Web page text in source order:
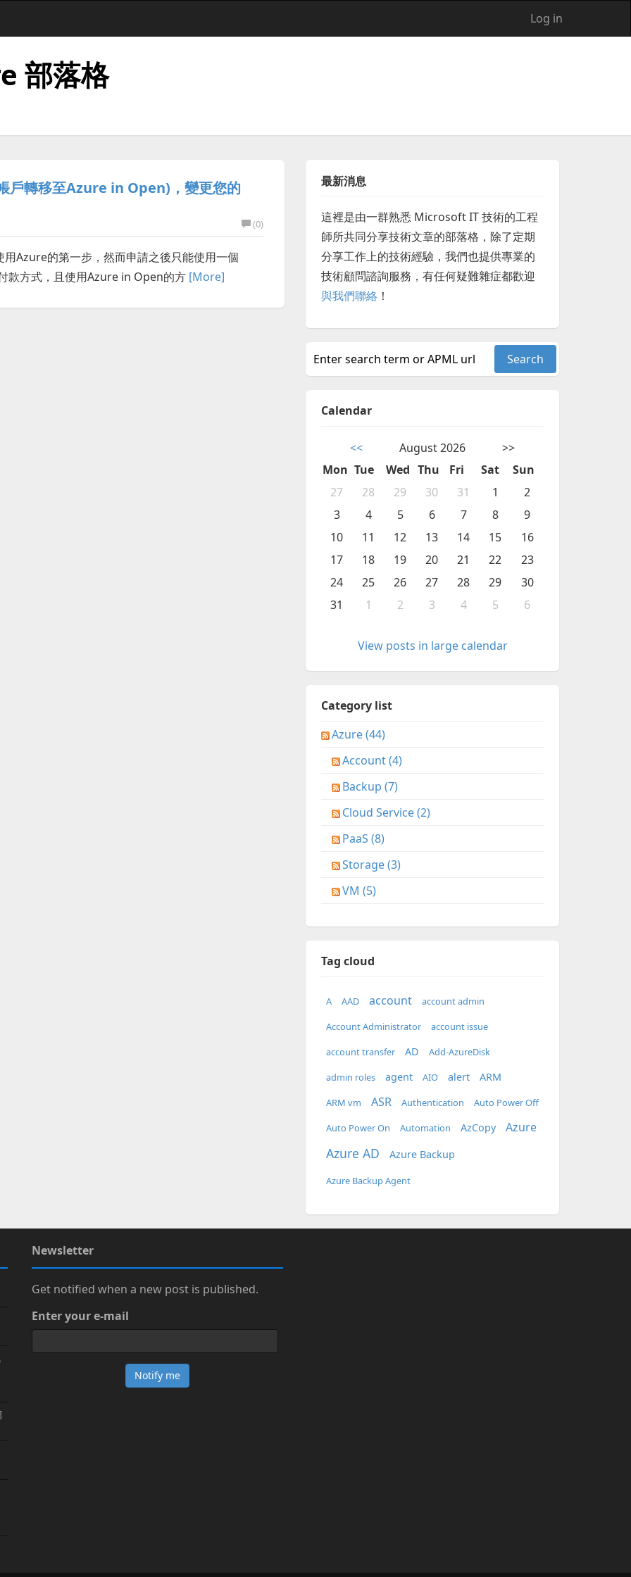
Log in
部落格
戶轉移至Azure in Open)，變更您的
(0)
Azure的第一步，然而申請之後只能使用一個
款方式，且使用Azure in Open的方 [More]
最新消息
這裡是由一群熟悉 Microsoft IT 技術的工程
師所共同分享技術文章的部落格，除了定期
分享工作上的技術經驗，我們也提供專業的
技術顧問諮詢服務，有任何疑難雜症都歡迎
與我們聯絡 ！
Calendar
<< August 2026
>>
Mon Tue Wed Thu Fri Sat
Sun
27
28 29 30 31 1
2
3
4 5 6 7 8
9
10
11 12 13 14 15
16
17
18 19 20 21 22
23
24
25 26 27 28 29
30
31
1 2 3 4 5 6
View posts in large calendar
Category list
Azure (44)
Account (4)
Backup (7)
Cloud Service (2)
PaaS (8)
Storage (3)
VM (5)
Tag cloud
A AAD account
account admin
Account Administrator
account issue
account transfer
AD
Add-AzureDisk
admin roles
agent AIO alert ARM
ARM vm ASR Authentication
Auto Power Off
Auto Power On
Automation AzCopy Azure
Azure AD Azure Backup
Azure Backup Agent
Newsletter
Get notified when a new post is published.
Enter your e-mail